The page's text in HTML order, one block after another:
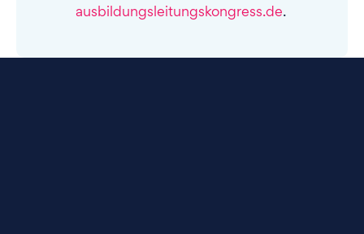
ausbildungsleitungskongress.de.